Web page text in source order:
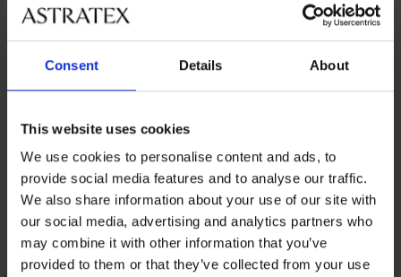
Consent Details About
This website uses cookies
We use cookies to personalise content and ads, to
provide social media features and to analyse our traffic.
We also share information about your use of our site with
our social media, advertising and analytics partners who
may combine it with other information that you’ve
provided to them or that they’ve collected from your use
A legkedveltebb márkák
Astratex
Jadea Cotonella Dorina
M XL XXL
8% visszatérítés a
vásárlásból
Csere és visszaküldés
ingyen